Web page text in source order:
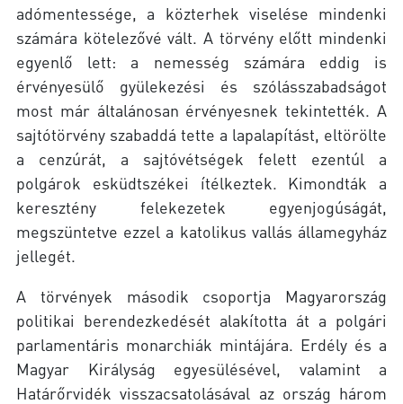
adómentessége, a közterhek viselése mindenki
számára kötelezővé vált. A törvény előtt mindenki
egyenlő lett: a nemesség számára eddig is
érvényesülő gyülekezési és szólásszabadságot
most már általánosan érvényesnek tekintették. A
sajtótörvény szabaddá tette a lapalapítást, eltörölte
a cenzúrát, a sajtóvétségek felett ezentúl a
polgárok esküdtszékei ítélkeztek. Kimondták a
keresztény felekezetek egyenjogúságát,
megszüntetve ezzel a katolikus vallás államegyház
jellegét.
A törvények második csoportja Magyarország
politikai berendezkedését alakította át a polgári
parlamentáris monarchiák mintájára. Erdély és a
Magyar Királyság egyesülésével, valamint a
Határőrvidék visszacsatolásával az ország három